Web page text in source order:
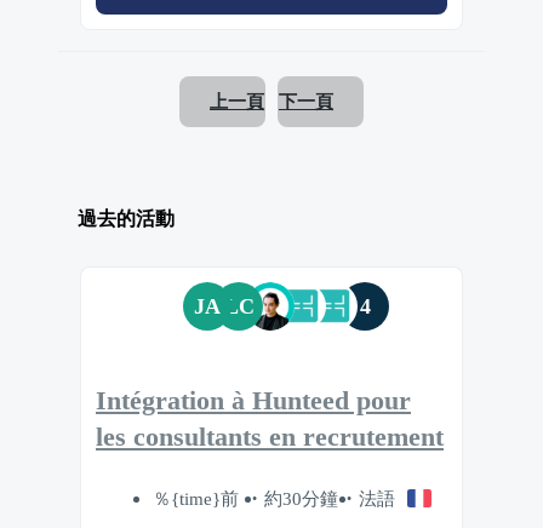
上一頁 下一頁
過去的活動
JA LC 4
Intégration à Hunteed pour
les consultants en recrutement
％{time}前 約30分鐘 法語